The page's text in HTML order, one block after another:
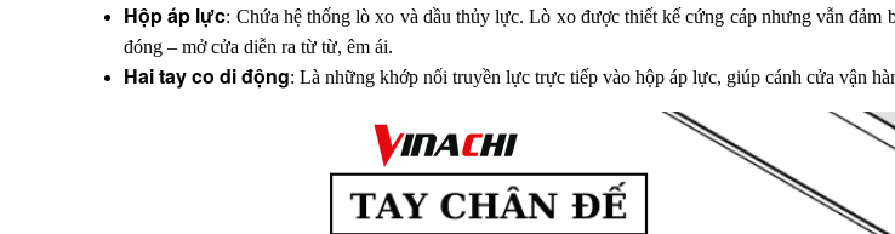
Khóa - Phụ Kiện Cửa
Hộp áp lực: Chứa hệ thống lò xo và dầu thủy lực. Lò xo được thiết kế cứng cáp nhưng vẫn
đóng – mở cửa diễn ra từ từ, êm ái.
Hai tay co di động: Là những khớp nối truyền lực trực tiếp vào hộp áp lực, giúp cánh cửa vận